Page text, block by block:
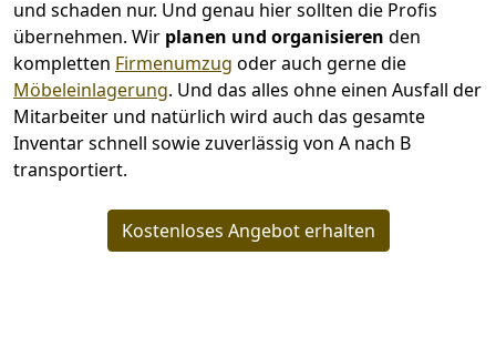
und schaden nur. Und genau hier sollten die Profis
übernehmen. Wir planen und organisieren den
kompletten Firmenumzug oder auch gerne die
Möbeleinlagerung. Und das alles ohne einen Ausfall der
Mitarbeiter und natürlich wird auch das gesamte
Inventar schnell sowie zuverlässig von A nach B
transportiert.
Kostenloses Angebot erhalten